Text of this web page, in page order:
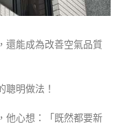
還能成為改善空氣品質
聰明做法！
他心想：「既然都要新